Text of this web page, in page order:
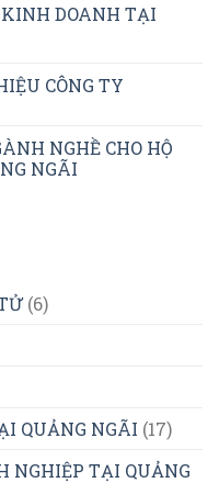
DOANH TẠI
CÔNG TY
NGHỀ CHO HỘ
NGÃI
(6)
QUẢNG NGÃI (17)
NGHIỆP TẠI QUẢNG